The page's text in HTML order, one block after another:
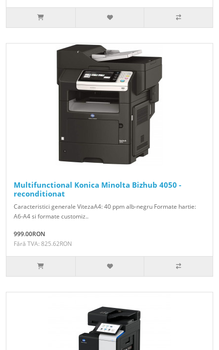
Multifunctional Konica Minolta Bizhub 4050 -
reconditionat
Caracteristici generale VitezaA4: 40 ppm alb-negru Formate hartie:
A6-A4 si formate customiz..
999.00RON
Fără TVA: 825.62RON